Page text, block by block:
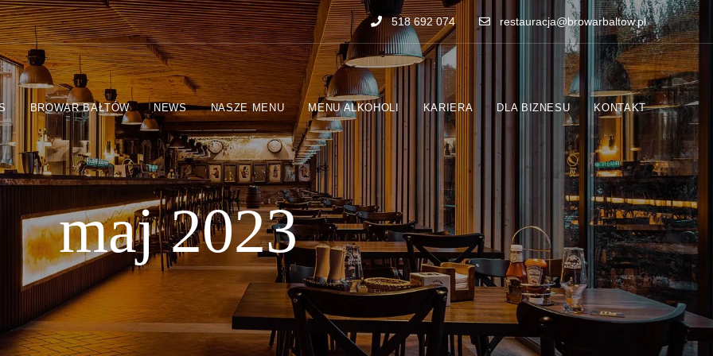
518 692 074 restauracja@browarbaltow.pl
BROWAR BAŁTÓW NEWS NASZE MENU MENU ALKOHOLI KARIERA DLA BIZNESU KONTAKT
maj 2023